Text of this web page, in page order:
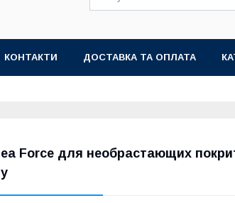
КОНТАКТИ ДОСТАВКА ТА ОПЛАТА
Force для необрастающих